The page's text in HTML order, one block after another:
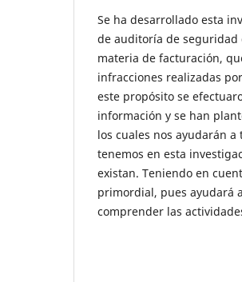
Se ha desarrollado esta
de auditoría de
materia de facturación,
infracciones realizadas
este propósito se
información y se han
los cuales nos ayudarán
tenemos en esta
existan. Teniendo en
primordial, pues ayudará
comprender las